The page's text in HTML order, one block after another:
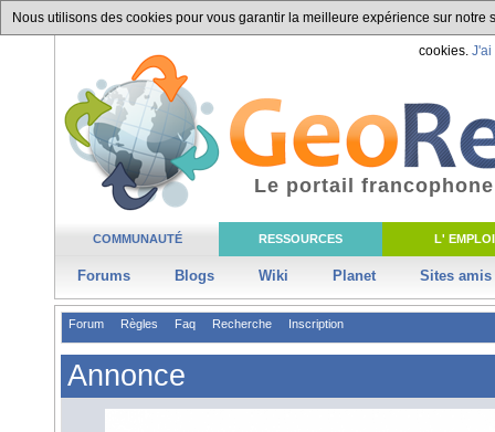
Nous utilisons des cookies pour vous garantir la meilleure expérience sur
cookies. J'ai
COMMUNAUTÉ RESSOURCES L' EMPLOI
Forums Blogs Wiki Planet Sites amis
Le portail
Forum Règles Faq Recherche Inscription
Annonce